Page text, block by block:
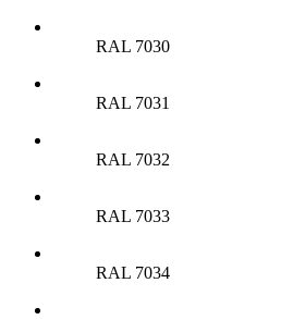
RAL 7030
RAL 7031
RAL 7032
RAL 7033
RAL 7034